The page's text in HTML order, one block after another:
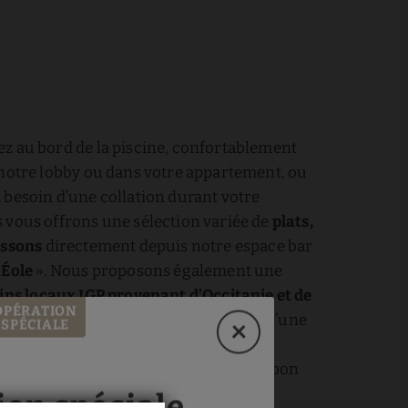
au bord de la piscine, confortablement
lobby ou dans votre appartement, ou
besoin d’une collation durant votre
offrons une sélection variée de plats,
directement depuis notre espace bar
». Nous proposons également une
locaux IGP provenant d’Occitanie et de
que vous pouvez accompagner d’une
locale ou d’une assiette de
Vous n’avez plus qu’à passer un bon
SPÉCIALE